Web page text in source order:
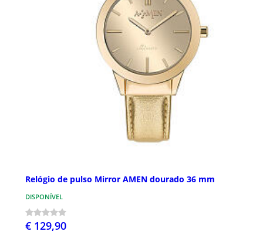
Relógio de pulso Mirror AMEN dourado 36 mm
DISPONÍVEL
€ 129,90